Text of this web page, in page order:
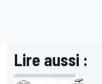
Lire aussi :